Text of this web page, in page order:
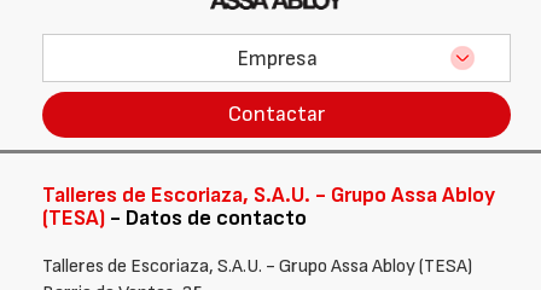
Empresa
Contactar
Talleres de Escoriaza, S.A.U. - Grupo Assa Abloy
(TESA) - Datos de contacto
Talleres de Escoriaza, S.A.U. - Grupo Assa Abloy (TESA)